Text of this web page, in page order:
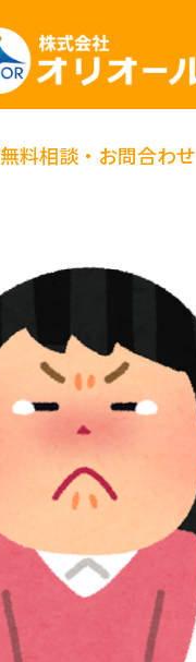
無料相談・お問合わせ